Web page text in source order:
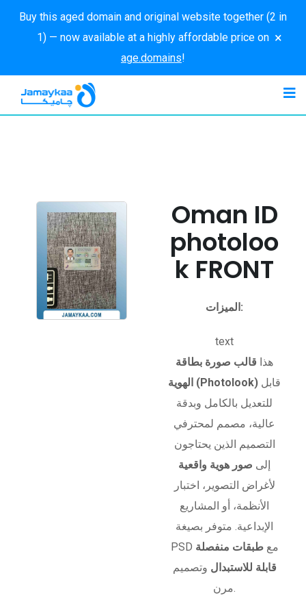
Buy this aged domain and original website together (2 in
1) — now available at a highly affordable price on
age.domains!
×
Oman ID
photoloo
k FRONT
الميزات:
text
هذا قالب صورة بطاقة
الهوية (Photolook)
للتعديل بالكامل وبدقة
عالية، مصمم لمحترفي
التصميم الذين يحتاجون
إلى صور هوية واقعية
لأغراض التصوير، اختبار
الأنظمة، أو المشاريع
الإبداعية. متوفر بصيغة
PSD معطبقات منفصلة
قابلة للاستبدال وتصميم
مرن.